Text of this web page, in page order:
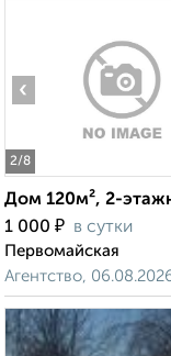
2/8
‹
Дом 120м², 2-
1 000 ₽ в сутки
Первомайская
Агентство,